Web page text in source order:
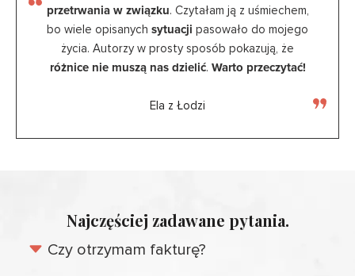
przetrwania w związku. Czytałam ją z uśmiechem,
bo wiele opisanych sytuacji pasowało do mojego
życia. Autorzy w prosty sposób pokazują, że
różnice nie muszą nas dzielić. Warto przeczytać!
Ela z Łodzi
Najczęściej zadawane pytania.
Czy otrzymam fakturę?